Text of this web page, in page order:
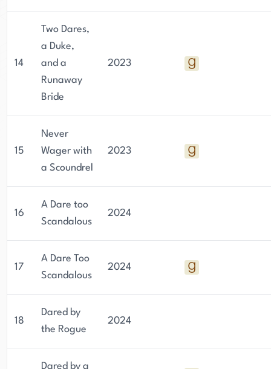
14
Two Dares,
a Duke,
and a
Runaway
Bride
2023
15
Never
Wager with
a Scoundrel
2023
16
A Dare too
Scandalous
2024
17
A Dare Too
Scandalous
2024
18
Dared by
the Rogue
2024
Dared by a